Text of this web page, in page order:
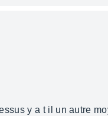
y a t il un autre